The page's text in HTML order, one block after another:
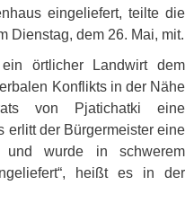
eingeliefert, teilte die
Dienstag, dem 26. Mai, mit.
örtlicher Landwirt dem
Konflikts in der Nähe
von Pjatichatki eine
erlitt der Bürgermeister eine
und wurde in schwerem
heißt es in der